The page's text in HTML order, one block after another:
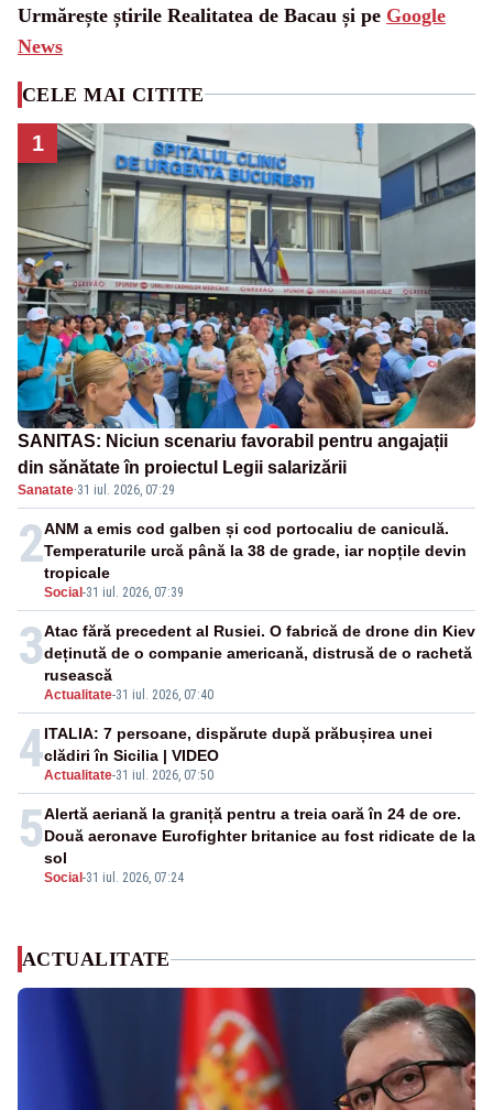
Urmărește știrile Realitatea de Bacau și pe Google
News
CELE MAI CITITE
1
SANITAS: Niciun scenariu favorabil pentru angajații
din sănătate în proiectul Legii salarizării
Sanatate·31 iul. 2026, 07:29
2
Social -31 iul. 2026, 07:39
ANM a emis cod galben și cod portocaliu de caniculă.
Temperaturile urcă până la 38 de grade, iar nopțile devin
tropicale
3
Actualitate-31 iul. 2026, 07:40
Atac fără precedent al Rusiei. O fabrică de drone din Kiev
deținută de o companie americană, distrusă de o rachetă
rusească
4Actualitate-31 iul. 2026, 07:50
ITALIA: 7 persoane, dispărute după prăbușirea unei
clădiri în Sicilia | VIDEO
5
Social -31 iul. 2026, 07:24
Alertă aeriană la graniță pentru a treia oară în 24 de ore.
Două aeronave Eurofighter britanice au fost ridicate de la
sol
ACTUALITATE